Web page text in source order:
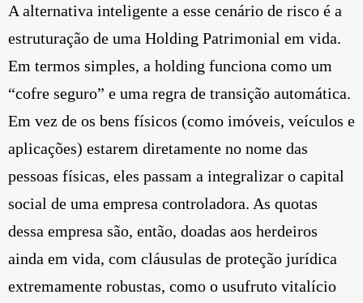
A alternativa inteligente a esse cenário de risco é a
estruturação de uma Holding Patrimonial em vida.
Em termos simples, a holding funciona como um
“cofre seguro” e uma regra de transição automática.
Em vez de os bens físicos (como imóveis, veículos e
aplicações) estarem diretamente no nome das
pessoas físicas, eles passam a integralizar o capital
social de uma empresa controladora. As quotas
dessa empresa são, então, doadas aos herdeiros
ainda em vida, com cláusulas de proteção jurídica
extremamente robustas, como o usufruto vitalício